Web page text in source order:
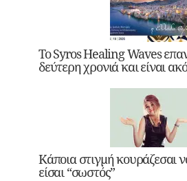
Το Syros Healing Waves
δεύτερη χρονιά και είναι
Κάποια στιγμή κουράζεσαι
είσαι “σωστός”